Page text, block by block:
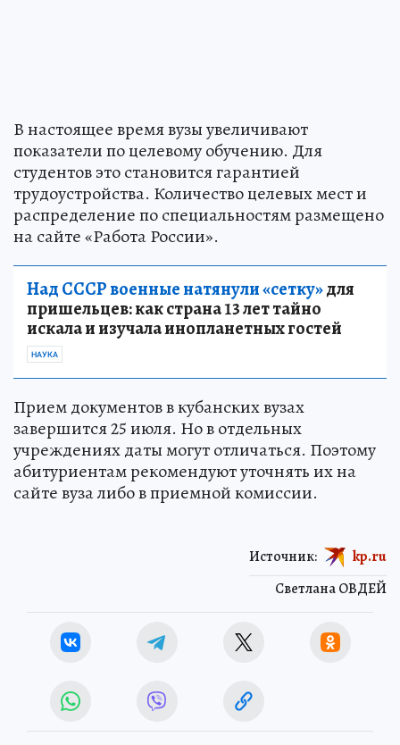
В настоящее время вузы увеличивают
показатели по целевому обучению. Для
студентов это становится гарантией
трудоустройства. Количество целевых мест и
распределение по специальностям размещено
на сайте «Работа России».
Над СССР военные натянули «сетку»для
пришельцев: как страна 13 лет тайно
искала и изучала инопланетных гостей
НАУКА
Прием документов в кубанских вузах
завершится 25 июля. Но в отдельных
учреждениях даты могут отличаться. Поэтому
абитуриентам рекомендуют уточнять их на
сайте вуза либо в приемной комиссии.
Светлана ОВДЕЙ
Источник: kp.ru